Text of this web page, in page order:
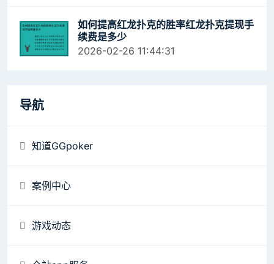
如何提高红龙扑克的胜率红龙扑克提现手
续费是多少
2026-02-26 11:44:31
导航
知道GGpoker
案例中心
游戏动态